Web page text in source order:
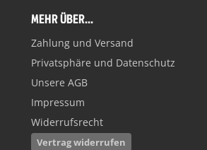
MEHR ÜBER...
Zahlung und Versand
Privatsphäre und Datenschutz
Unsere AGB
Impressum
Widerrufsrecht
Vertrag widerrufen